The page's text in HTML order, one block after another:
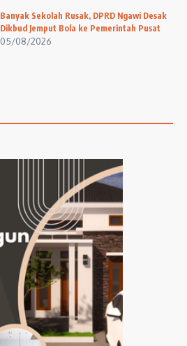
Banyak Sekolah Rusak, DPRD Ngawi Desak
Dikbud Jemput Bola ke Pemerintah Pusat
05/08/2026